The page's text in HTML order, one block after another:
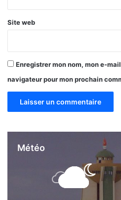
l
a
u
h
l
Site web
Enregistrer mon nom, mon e-
navigateur pour mon prochain
Météo